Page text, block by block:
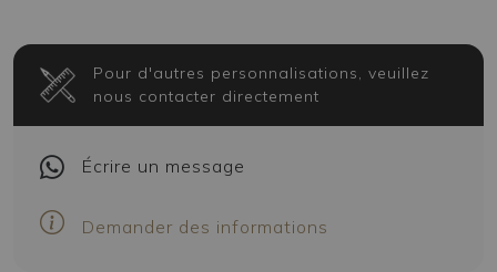
Pour d'autres personnalisations, veuillez
nous contacter directement
Écrire un message
Demander des informations